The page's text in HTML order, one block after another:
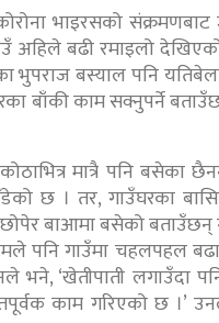
भाइरसको
बढी रमाइलो
भुपराज बस्याल पनि
बाँकी काम सक्नुपर्ने
मात्रै पनि बसेका
छ । तर, गाउँघरका
बाआमा बसेको बताउँछन्
पनि गाउँमा चहलपहल
भने, ‘खेतीपाती लगाउँदा
काम गरिएको छ ।’